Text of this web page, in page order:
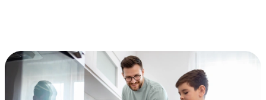
Kontakti
Informācija